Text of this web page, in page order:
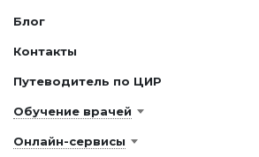
Блог
Контакты
Путеводитель по ЦИР
Обучение врачей
Онлайн-сервисы